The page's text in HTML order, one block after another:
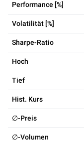
Performance [%]
Volatilität [%]
Sharpe-Ratio
Hoch
Tief
Hist. Kurs
∅-Preis
∅-Volumen